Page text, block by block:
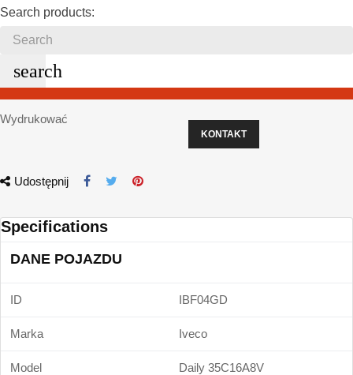
Search products:
search
Wydrukować
KONTAKT
Udostępnij
Specifications
DANE POJAZDU
ID IBF04GD
Marka Iveco
Model Daily 35C16A8V